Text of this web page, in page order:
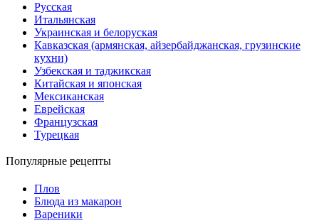
Русская
Итальянская
Украинская и белоруская
Кавказская (армянская, айзербайджанская, грузинские
кухни)
Узбекская и таджикская
Китайская и японская
Мексиканская
Еврейская
Французская
Турецкая
Популярные рецепты
Плов
Блюда из макарон
Вареники